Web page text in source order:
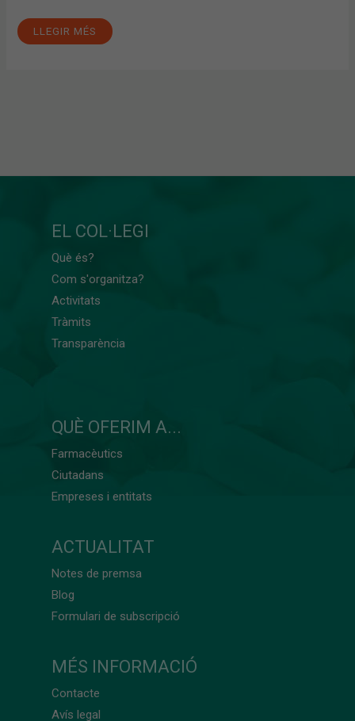
LLEGIR MÉS
EL COL·LEGI
Què és?
Com s'organitza?
Activitats
Tràmits
Transparència
QUÈ OFERIM A...
Farmacèutics
Ciutadans
Empreses i entitats
ACTUALITAT
Notes de premsa
Blog
Formulari de subscripció
MÉS INFORMACIÓ
Contacte
Avís legal